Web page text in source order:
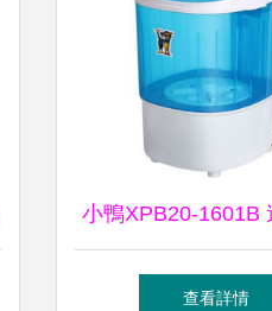
小鴨XPB20-1601B
動洗衣機 2.0公斤容
查看詳情